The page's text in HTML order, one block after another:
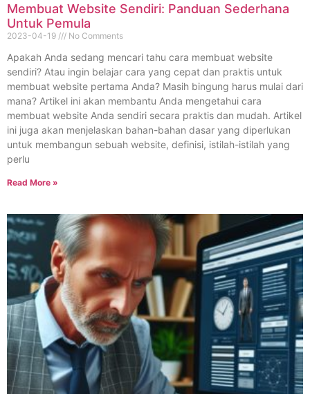
Membuat Website Sendiri: Panduan Sederhana
Untuk Pemula
2023-04-19 No Comments
Apakah Anda sedang mencari tahu cara membuat website
sendiri? Atau ingin belajar cara yang cepat dan praktis untuk
membuat website pertama Anda? Masih bingung harus mulai dari
mana? Artikel ini akan membantu Anda mengetahui cara
membuat website Anda sendiri secara praktis dan mudah. Artikel
ini juga akan menjelaskan bahan-bahan dasar yang diperlukan
untuk membangun sebuah website, definisi, istilah-istilah yang
perlu
Read More »